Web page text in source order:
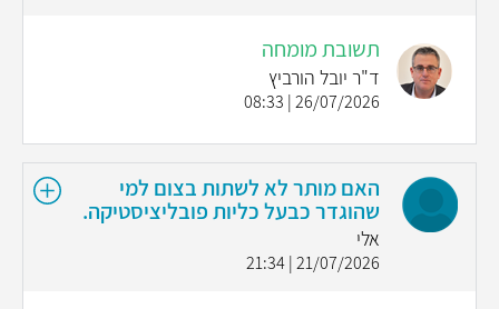
תשובת מומחה
ד"ר יובל הורביץ
26/07/2026 | 08:33
האם מותר לא לשתות בצום למי
שהוגדר כבעל כליות פובליציסטיקה.
אלי
21/07/2026 | 21:34